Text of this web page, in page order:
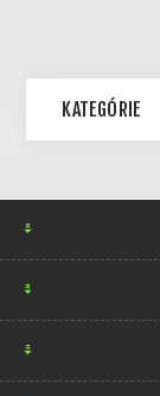
KATEGÓRIE